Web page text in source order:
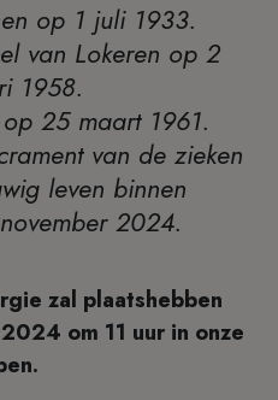
op 1 juli 1933.
van Lokeren op 2
1958.
25 maart 1961.
van de zieken
leven binnen
2024.
zal plaatshebben
om 11 uur in onze